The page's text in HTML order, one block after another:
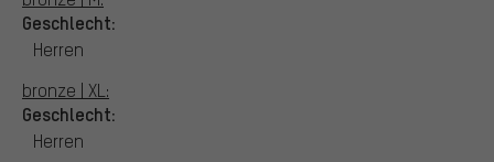
Geschlecht:
Herren
bronze | XL:
Geschlecht:
Herren